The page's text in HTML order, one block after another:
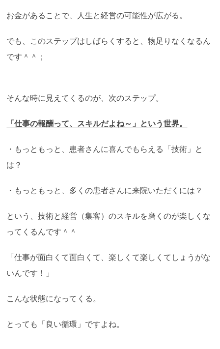
お金があることで、人生と経営の可能性が広がる。
でも、このステップはしばらくすると、物足りなくなるん
です＾＾；
そんな時に見えてくるのが、次のステップ。
「仕事の報酬って、スキルだよね～」という世界。
・もっともっと、患者さんに喜んでもらえる「技術」と
は？
・もっともっと、多くの患者さんに来院いただくには？
という、技術と経営（集客）のスキルを磨くのが楽しくな
ってくるんです＾＾
「仕事が面白くて面白くて、楽しくて楽しくてしょうがな
いんです！」
こんな状態になってくる。
とっても「良い循環」ですよね。